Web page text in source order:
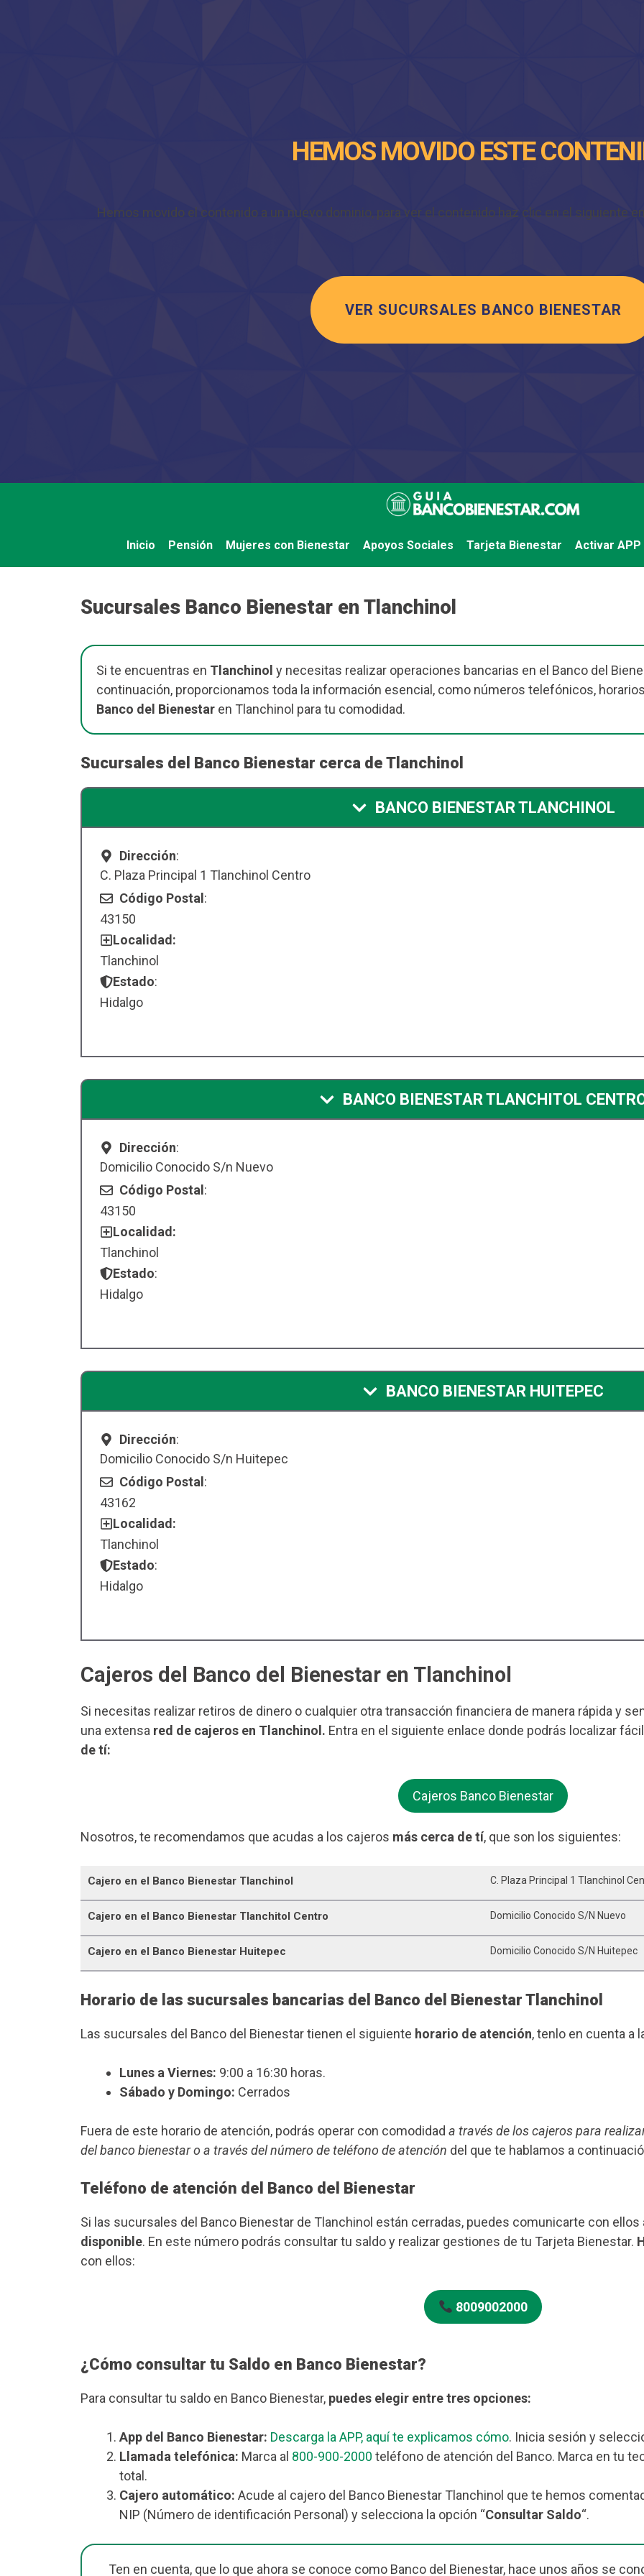
HEMOS MOVIDO ESTE
Hemos movido el contenido a un nuevo dominio, para ver el contenido haz clic en el siguiente
VER SUCURSALES BANCO BIENESTAR
Inicio Pensión Mujeres con Bienestar Apoyos Sociales Tarjeta Bienestar Activar APP
Sucursales Banco Bienestar en Tlanchinol
Si te encuentras en Tlanchinol y necesitas realizar operaciones bancarias en el Banco del
continuación, proporcionamos toda la información esencial, como números telefónicos,
Banco del Bienestar en Tlanchinol para tu comodidad.
Sucursales del Banco Bienestar cerca de Tlanchinol
BANCO BIENESTAR TLANCHINOL
Dirección:
C. Plaza Principal 1 Tlanchinol Centro
Código Postal :
43150
Localidad:
Tlanchinol
Estado:
Hidalgo
BANCO BIENESTAR TLANCHITOL
Dirección:
Domicilio Conocido S/n Nuevo
Código Postal :
43150
Localidad:
Tlanchinol
Estado:
Hidalgo
BANCO BIENESTAR HUITEPEC
Dirección:
Domicilio Conocido S/n Huitepec
Código Postal :
43162
Localidad:
Tlanchinol
Estado:
Hidalgo
Cajeros del Banco del Bienestar en Tlanchinol
Si necesitas realizar retiros de dinero o cualquier otra transacción financiera de manera rápida y
una extensa red de cajeros en Tlanchinol. Entra en el siguiente enlace donde podrás localizar
de tí:
Cajeros Banco Bienestar
Nosotros, te recomendamos que acudas a los cajeros más cerca de tí, que son los siguientes:
Cajero en el Banco Bienestar Tlanchinol C. Plaza Principal 1 Tlanchinol
Cajero en el Banco Bienestar Tlanchitol Centro Domicilio Conocido S/n Nuevo
Cajero en el Banco Bienestar Huitepec Domicilio Conocido S/n Huitepec
Horario de las sucursales bancarias del Banco del Bienestar Tlanchinol
Las sucursales del Banco del Bienestar tienen el siguiente horario de atención, tenlo en cuenta a
Lunes a Viernes: 9:00 a 16:30 horas.
Sábado y Domingo: Cerrados
Fuera de este horario de atención, podrás operar con comodidad a través de los cajeros para
del banco bienestar o a través del número de teléfono de atención del que te hablamos a
Teléfono de atención del Banco del Bienestar
Si las sucursales del Banco Bienestar de Tlanchinol están cerradas, puedes comunicarte con ellos
disponible. En este número podrás consultar tu saldo y realizar gestiones de tu Tarjeta Bienestar.
con ellos:
8009002000
¿Cómo consultar tu Saldo en Banco Bienestar?
Para consultar tu saldo en Banco Bienestar, puedes elegir entre tres opciones:
App del Banco Bienestar: Descarga la APP, aquí te explicamos cómo. Inicia sesión y
Llamada telefónica: Marca al 800-900-2000 teléfono de atención del Banco. Marca en tu
total.
Cajero automático: Acude al cajero del Banco Bienestar Tlanchinol que te hemos
NIP (Número de identificación Personal) y selecciona la opción “Consultar Saldo“.
Ten en cuenta, que lo que ahora se conoce como Banco del Bienestar, hace unos años se